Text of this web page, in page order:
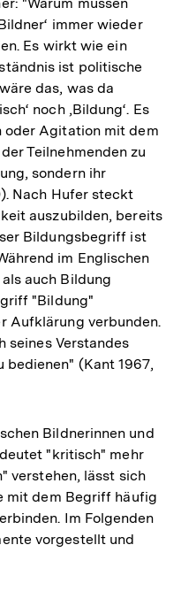
immer wieder
Es wirkt wie ein
ist politische
das, was da
noch ‚Bildung‘. Es
oder Agitation mit dem
Teilnehmenden zu
sondern ihr
Nach Hufer steckt
auszubilden, bereits
Bildungsbegriff ist
im Englischen
auch Bildung
"Bildung"
Aufklärung verbunden.
seines Verstandes
bedienen" (Kant 1967,
Bildnerinnen und
"kritisch" mehr
verstehen, lässt sich
mit dem Begriff häufig
Im Folgenden
vorgestellt und